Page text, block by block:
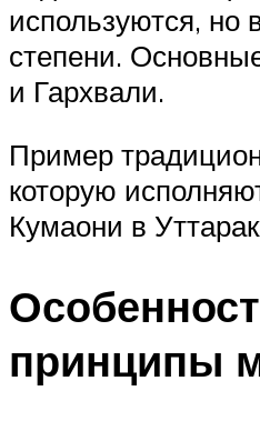
используются, но
степени.
и Гархвали.
Пример
которую
Кумаони в
принципы